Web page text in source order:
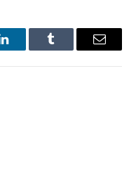
LinkedInTumblr Email